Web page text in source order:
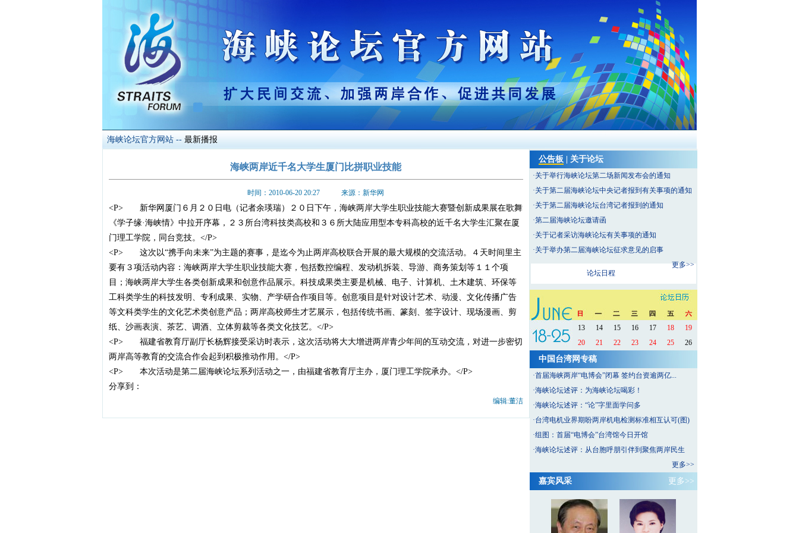
海峡论坛官方网站 -- 最新播报
海峡两岸近千名大学生厦门比拼职业技能
时间：2010-06-20 20:27 来源：新华网
<P> 新华网厦门６月２０日电（记者余瑛瑞）２０日下午，海峡两岸大学生职业技能大赛暨创新成果展在歌舞
《学子缘·海峡情》中拉开序幕，２３所台湾科技类高校和３６所大陆应用型本专科高校的近千名大学生汇聚在厦
门理工学院，同台竞技。</P>
<P> 这次以“携手向未来”为主题的赛事，是迄今为止两岸高校联合开展的最大规模的交流活动。４天时间里主
要有３项活动内容：海峡两岸大学生职业技能大赛，包括数控编程、发动机拆装、导游、商务策划等１１个项
目；海峡两岸大学生各类创新成果和创意作品展示。科技成果类主要是机械、电子、计算机、土木建筑、环保等
工科类学生的科技发明、专利成果、实物、产学研合作项目等。创意项目是针对设计艺术、动漫、文化传播广告
等文科类学生的文化艺术类创意产品；两岸高校师生才艺展示，包括传统书画、篆刻、签字设计、现场漫画、剪
纸、沙画表演、茶艺、调酒、立体剪裁等各类文化技艺。</P>
<P> 福建省教育厅副厅长杨辉接受采访时表示，这次活动将大大增进两岸青少年间的互动交流，对进一步密切
两岸高等教育的交流合作会起到积极推动作用。</P>
<P> 本次活动是第二届海峡论坛系列活动之一，由福建省教育厅主办，厦门理工学院承办。</P>
分享到：
编辑:董洁
公告板| 关于论坛
·关于举行海峡论坛第二场新闻发布会的通知
·关于第二届海峡论坛中央记者报到有关事项的通知
·关于第二届海峡论坛台湾记者报到的通知
·第二届海峡论坛邀请函
·关于记者采访海峡论坛有关事项的通知
·关于举办第二届海峡论坛征求意见的启事
更多>>
论坛日程
13 14 15 16 17 18
19
20
21 22 23 24 25 26
中国台湾网专稿
·首届海峡两岸“电博会”闭幕 签约台资逾两亿...
·海峡论坛述评：为海峡论坛喝彩！
·海峡论坛述评：“论”字里面学问多
·台湾电机业界期盼两岸机电检测标准相互认可(图)
·组图：首届“电博会”台湾馆今日开馆
·海峡论坛述评：从台胞呼朋引伴到聚焦两岸民生
更多>>
更多>>
嘉宾风采